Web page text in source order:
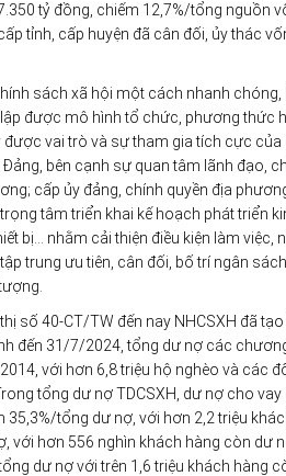
tỷ đồng, chiếm 12,7%/tổng nguồn
tỉnh, cấp huyện đã cân đối, ủy thác
sách xã hội một cách nhanh
lập được mô hình tổ chức, phương
vai trò và sự tham gia tích cực
bên cạnh sự quan tâm lãnh đạo,
cấp ủy đảng, chính quyền địa
tâm triển khai kế hoạch phát triển
bị… nhằm cải thiện điều kiện làm
trung ưu tiên, cân đối, bố trí ngân
số 40-CT/TW đến nay NHCSXH đã
đến 31/7/2024, tổng dư nợ các
với hơn 6,8 triệu hộ nghèo và các
tổng dư nợ TDCSXH, dư nợ cho
35,3%/tổng dư nợ, với hơn 2,2 triệu
với hơn 556 nghìn khách hàng còn dư
dư nợ với trên 1,6 triệu khách hàng